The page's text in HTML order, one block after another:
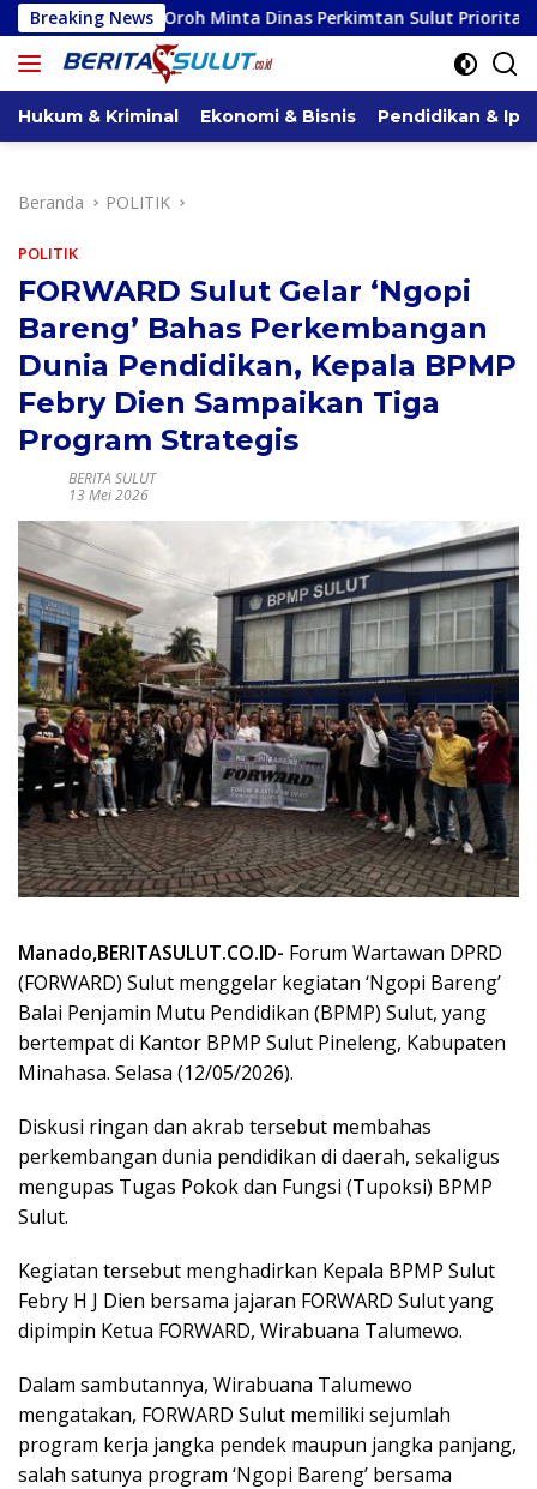
Langsung
ke
konten
Breaking News
Dinas Perkimtan Sulut Prioritaskan Pembangunan
Hukum & Kriminal Ekonomi & Bisnis Pendidikan &
Beranda POLITIK
POLITIK
FORWARD Sulut Gelar ‘Ngopi
Bareng’ Bahas Perkembangan
Dunia Pendidikan, Kepala BPMP
Febry Dien Sampaikan Tiga
Program Strategis
BERITA SULUT
13 Mei 2026
Manado,BERITASULUT.CO.ID- Forum Wartawan DPRD
(FORWARD) Sulut menggelar kegiatan ‘Ngopi Bareng’
Balai Penjamin Mutu Pendidikan (BPMP) Sulut, yang
bertempat di Kantor BPMP Sulut Pineleng, Kabupaten
Minahasa. Selasa (12/05/2026).
Diskusi ringan dan akrab tersebut membahas
perkembangan dunia pendidikan di daerah, sekaligus
mengupas Tugas Pokok dan Fungsi (Tupoksi) BPMP
Sulut.
Kegiatan tersebut menghadirkan Kepala BPMP Sulut
Febry H J Dien bersama jajaran FORWARD Sulut yang
dipimpin Ketua FORWARD, Wirabuana Talumewo.
Dalam sambutannya, Wirabuana Talumewo
mengatakan, FORWARD Sulut memiliki sejumlah
program kerja jangka pendek maupun jangka panjang,
salah satunya program ‘Ngopi Bareng’ bersama